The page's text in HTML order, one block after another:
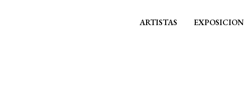
ARTISTAS